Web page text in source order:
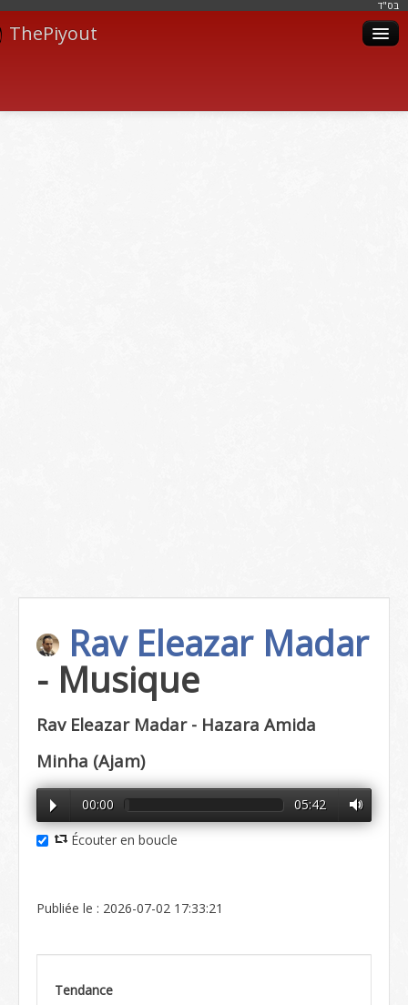
בּס"ד
ThePiyout
Rav Eleazar Madar
- Musique
Rav Eleazar Madar - Hazara Amida
Minha (Ajam)
00:00 05:42
Écouter en boucle
Publiée le : 2026-07-02 17:33:21
Tendance